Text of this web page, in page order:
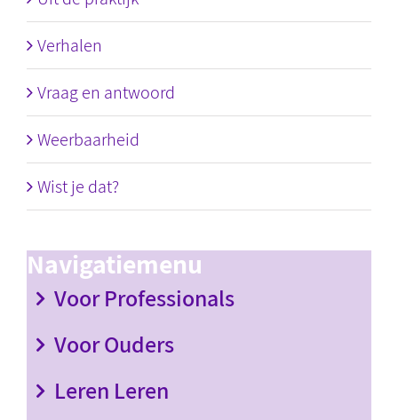
Verhalen
Vraag en antwoord
Weerbaarheid
Wist je dat?
Navigatiemenu
Voor Professionals
Voor Ouders
Leren Leren